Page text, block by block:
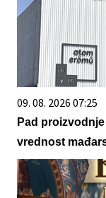
09. 08. 2026 07:25
Pad
vrednost